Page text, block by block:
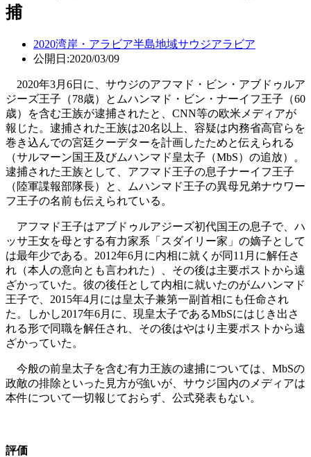
捕
2020湾岸・アラビア半島地域サウジアラビア
公開日:2020/03/09
2020年3月6日に、サウジのアフマド・ビン・アブドゥルア
ジーズ王子（78歳）とムハンマド・ビン・ナーイフ王子（60
歳）を含む王族が逮捕されたと、CNN等の欧米メディアが
報じた。逮捕された王族は20名以上、容疑は内務省高官らを
巻き込んでの宮廷クーデターを計画したためと伝えられる
（サルマーン国王及びムハンマド皇太子（MbS）の追放）。
逮捕された王族として、アフマド王子の息子ナーイフ王子
（陸軍諜報部隊長）と、ムハンマド王子の異母兄弟ナウワー
フ王子の名前も伝えられている。
アフマド王子はアブドゥルアジーズ初代国王の息子で、ハ
ッサ王女を母とする有力家系「スダイリー家」の嫡子として
は最年少である。2012年6月に内相に就くが同11月に解任さ
れ（本人の意向とも言われた）、その後は主要ポストから遠
ざかっていた。彼の後任として内相に就いたのがムハンマド
王子で、2015年4月には皇太子兼第一副首相にも任命され
た。しかし2017年6月に、現皇太子であるMbSにはじき出さ
れる形で同職を解任され、その後はやはり主要ポストから遠
ざかっていた。
今般の前皇太子を含む有力王族の逮捕については、MbSの
政敵の排除といった見方が強いが、サウジ国内のメディアは
本件について一切報じておらず、公式発表もない。
評価